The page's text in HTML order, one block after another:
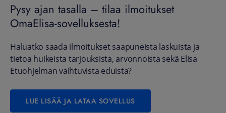
Pysy ajan tasalla – tilaa ilmoitukset
OmaElisa-sovelluksesta!
Haluatko saada ilmoitukset saapuneista laskuista ja
tietoa huikeista tarjouksista, arvonnoista sekä Elisa
Etuohjelman vaihtuvista eduista?
LUE LISÄÄ JA LATAA SOVELLUS